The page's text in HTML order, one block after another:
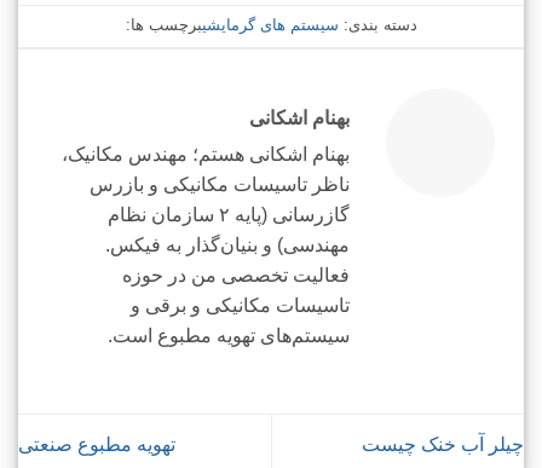
دسته بندی: سیستم های گرمایشیبرچسب ها:
بهنام اشکانی
بهنام اشکانی هستم؛ مهندس مکانیک،
ناظر تاسیسات مکانیکی و بازرس
گازرسانی (پایه ۲ سازمان نظام
مهندسی) و بنیان‌گذار به فیکس.
فعالیت تخصصی من در حوزه
تاسیسات مکانیکی و برقی و
سیستم‌های تهویه مطبوع است.
چیلر آب خنک چیست تهویه مطبوع صنعتی